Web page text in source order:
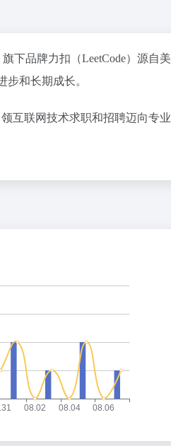
下品牌力扣（LeetCode）源自美
和长期成长。
互联网技术求职和招聘迈向专业